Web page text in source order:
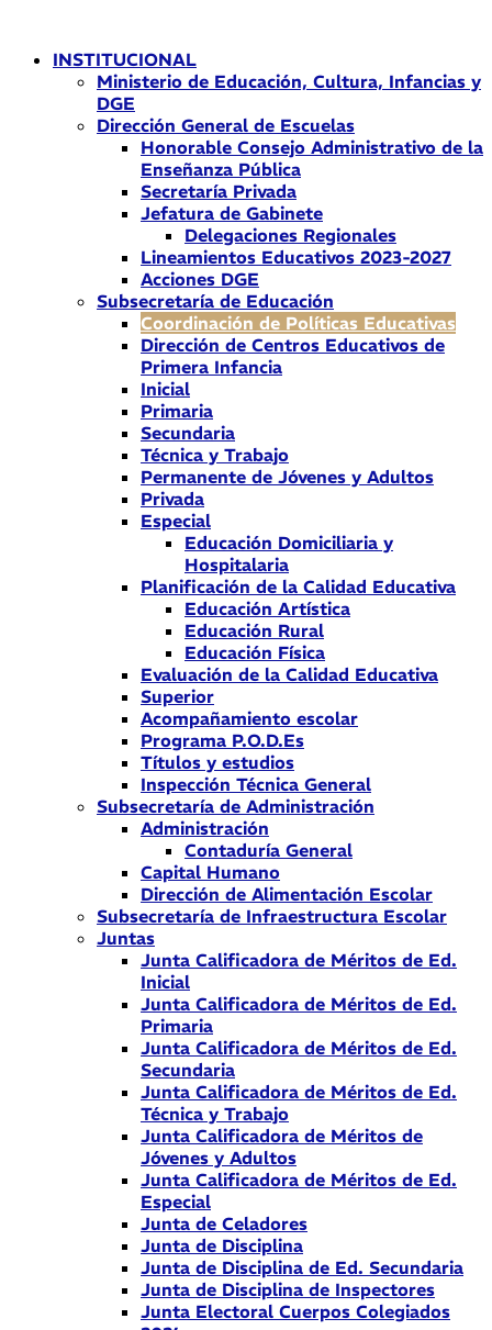
contenidoINSTITUCIONAL
Ministerio de Educación, Cultura, Infancias y
DGE
Dirección General de Escuelas
Honorable Consejo Administrativo de la
Enseñanza Pública
Secretaría Privada
Jefatura de Gabinete
Delegaciones Regionales
Lineamientos Educativos 2023-2027
Acciones DGE
Subsecretaría de Educación
Coordinación de Políticas Educativas
Dirección de Centros Educativos de
Primera Infancia
Inicial
Primaria
Secundaria
Técnica y Trabajo
Permanente de Jóvenes y Adultos
Privada
Especial
Educación Domiciliaria y
Hospitalaria
Planificación de la Calidad Educativa
Educación Artística
Educación Rural
Educación Física
Evaluación de la Calidad Educativa
Superior
Acompañamiento escolar
Programa P.O.D.Es
Títulos y estudios
Inspección Técnica General
Subsecretaría de Administración
Administración
Contaduría General
Capital Humano
Dirección de Alimentación Escolar
Subsecretaría de Infraestructura Escolar
Juntas
Junta Calificadora de Méritos de Ed.
Inicial
Junta Calificadora de Méritos de Ed.
Primaria
Junta Calificadora de Méritos de Ed.
Secundaria
Junta Calificadora de Méritos de Ed.
Técnica y Trabajo
Junta Calificadora de Méritos de
Jóvenes y Adultos
Junta Calificadora de Méritos de Ed.
Especial
Junta de Celadores
Junta de Disciplina
Junta de Disciplina de Ed. Secundaria
Junta de Disciplina de Inspectores
Junta Electoral Cuerpos Colegiados